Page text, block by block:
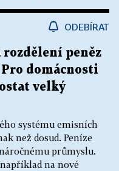
ODEBÍRAT
rozdělení peněz
domácnosti
velký
systému emisních
než dosud. Peníze
průmyslu.
na nové